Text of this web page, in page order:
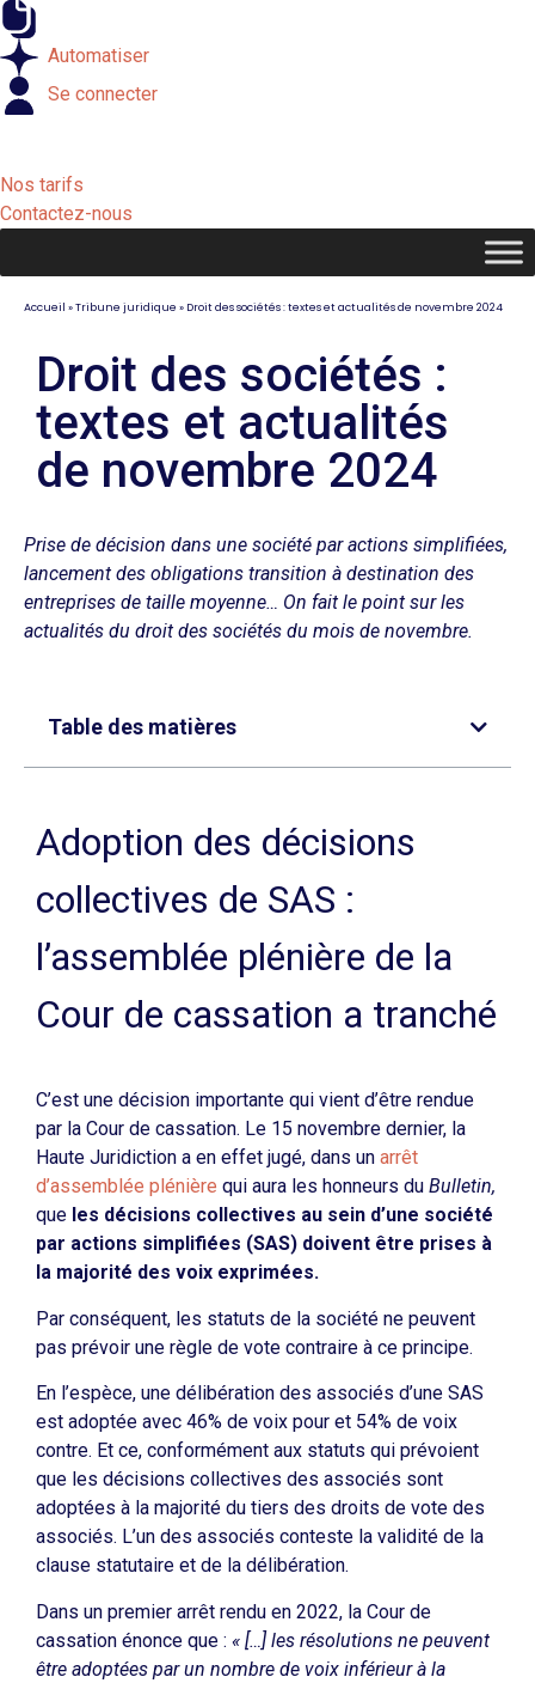
Automatiser
Se connecter
Nos tarifs
Contactez-nous
Accueil »Tribune juridique » Droit des sociétés : textes et actualités de novembre 2024
Droit des sociétés :
textes et actualités
de novembre 2024
Prise de décision dans une société par actions simplifiées,
lancement des obligations transition à destination des
entreprises de taille moyenne… On fait le point sur les
actualités du droit des sociétés du mois de novembre.
Table des matières
Adoption des décisions
collectives de SAS :
l’assemblée plénière de la
Cour de cassation a tranché
C’est une décision importante qui vient d’être rendue
par la Cour de cassation. Le 15 novembre dernier, la
Haute Juridiction a en effet jugé, dans un arrêt
d’assemblée plénière qui aura les honneurs du Bulletin,
que les décisions collectives au sein d’une société
par actions simplifiées (SAS) doivent être prises à
la majorité des voix exprimées.
Par conséquent, les statuts de la société ne peuvent
pas prévoir une règle de vote contraire à ce principe.
En l’espèce, une délibération des associés d’une SAS
est adoptée avec 46% de voix pour et 54% de voix
contre. Et ce, conformément aux statuts qui prévoient
que les décisions collectives des associés sont
adoptées à la majorité du tiers des droits de vote des
associés. L’un des associés conteste la validité de la
clause statutaire et de la délibération.
Dans un premier arrêt rendu en 2022, la Cour de
cassation énonce que : « […] les résolutions ne peuvent
être adoptées par un nombre de voix inférieur à la